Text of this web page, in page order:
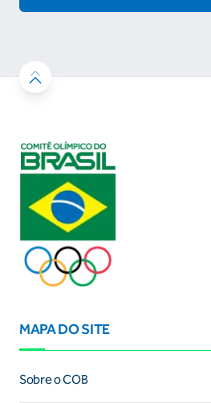
MAPA DO SITE
Sobre o COB